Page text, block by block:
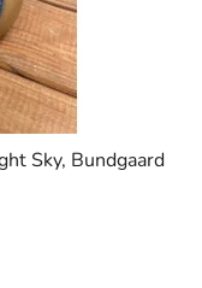
Sky, Bundgaard